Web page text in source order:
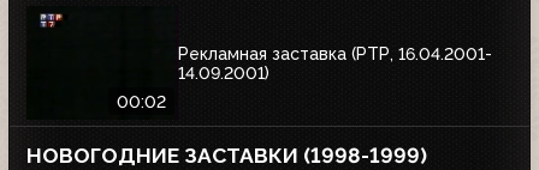
00:02
Рекламная заставка (РТР, 16.04.2001-
14.09.2001)
НОВОГОДНИЕ ЗАСТАВКИ (1998-1999)